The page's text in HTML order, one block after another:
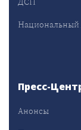
Национальный
Пресс-
Анонсы